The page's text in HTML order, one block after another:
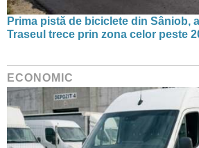
Prima pistă de biciclete din Sâniob,
Traseul trece prin zona celor peste
ECONOMIC